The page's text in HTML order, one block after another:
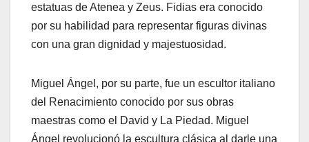
estatuas de Atenea y Zeus. Fidias era conocido
por su habilidad para representar figuras divinas
con una gran dignidad y majestuosidad.
Miguel Ángel, por su parte, fue un escultor italiano
del Renacimiento conocido por sus obras
maestras como el David y La Piedad. Miguel
Ángel revolucionó la escultura clásica al darle una